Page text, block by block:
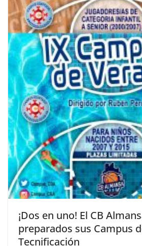
¡Dos en uno! El CB
preparados sus Campus
Tecnificación